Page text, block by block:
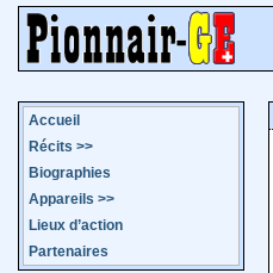
Accueil
Récits >>
Biographies
Appareils >>
Lieux d’action
Partenaires